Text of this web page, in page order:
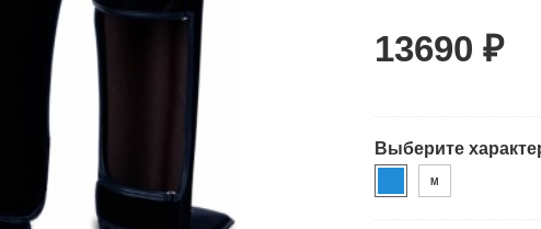
13690 ₽
Выберите
M